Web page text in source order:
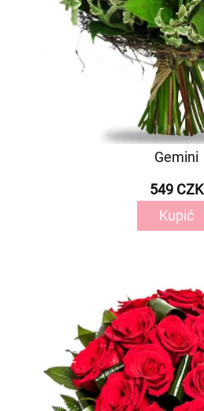
Gemini
549 CZK
Kupić